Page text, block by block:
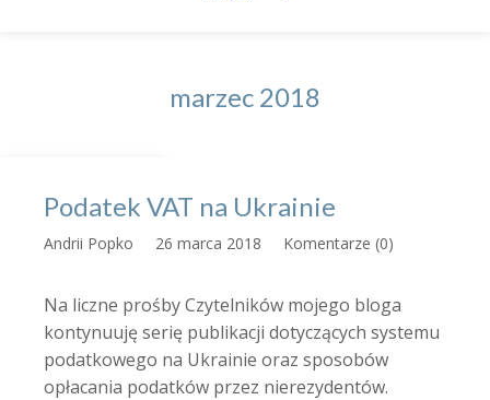
marzec 2018
Podatek VAT na Ukrainie
Andrii Popko 26 marca 2018 Komentarze (0)
Na liczne prośby Czytelników mojego bloga
kontynuuję serię publikacji dotyczących systemu
podatkowego na Ukrainie oraz sposobów
opłacania podatków przez nierezydentów.